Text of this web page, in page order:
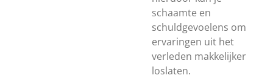
schaamte en
schuldgevoelens om
ervaringen uit het
verleden makkelijker
loslaten.